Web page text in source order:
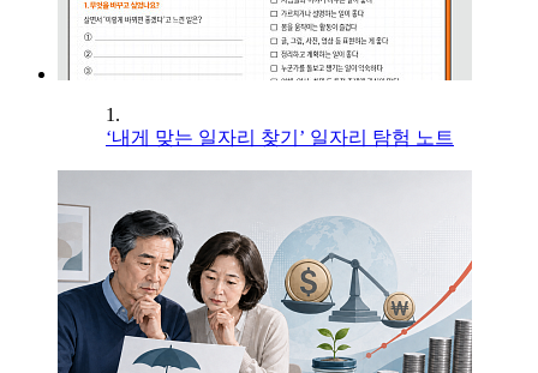
1.
‘내게 맞는 일자리 찾기’ 일자리 탐험 노트